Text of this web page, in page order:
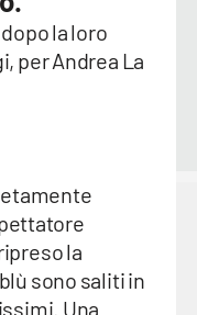
la loro
per Andrea La
la
sono saliti in
Una